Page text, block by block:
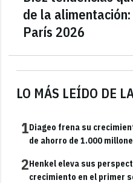
LO MÁS LEÍDO DE
1Diageo frena su
de ahorro de 1.000
2Henkel eleva sus
crecimiento en el primer
de la
París 2026